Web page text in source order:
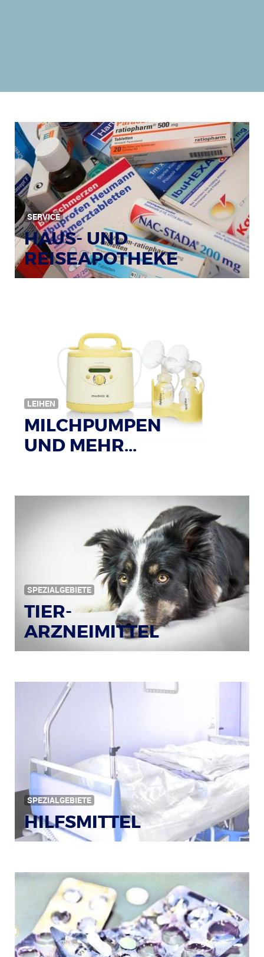
SERVICE
HAUS- UND
REISEAPOTHEKE
Bildquelle: © Tim Reckmann / pixelio.de
LEIHEN
MILCHPUMPEN
UND MEHR...
SPEZIALGEBIETE
TIER-
ARZNEIMITTEL
SPEZIALGEBIETE
HILFSMITTEL
Bild: © Rainer Sturm / pixelio.de